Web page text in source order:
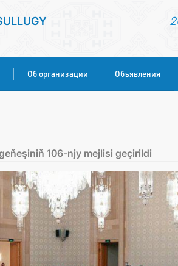
Об организации Объявления
КОНСУЛЬСКИЕ
ОБ ОРГАНИЗАЦИИ
ОБЪЯВЛЕНИЯ
106-njy mejlisi geçirildi